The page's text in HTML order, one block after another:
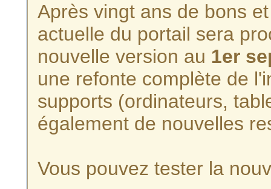
Après vingt ans de bons
actuelle du portail sera
nouvelle version au 1er
une refonte complète de
supports (ordinateurs,
également de nouvelles
Vous pouvez tester la